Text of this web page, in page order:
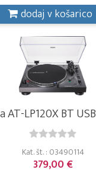
dodaj v košarico
LP120X BT
Kat. št. : 03490114
379,00 €